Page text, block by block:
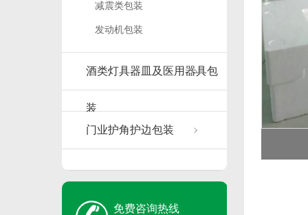
减震类包装
发动机包装
酒类灯具器皿及医用器具包
装
门业护角护边包装
免费咨询热线